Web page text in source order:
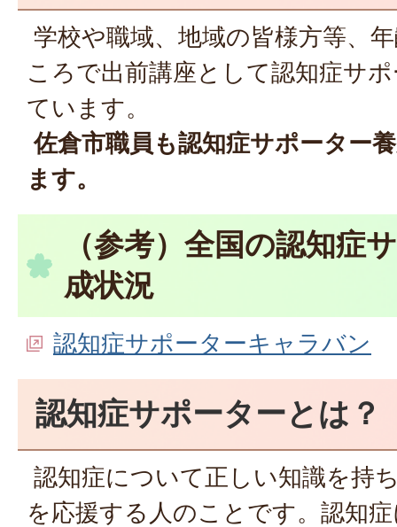
学校や職域、地域の皆様方等、
ころで出前講座として認知症サ
ています。
佐倉市職員も認知症サポーター
ます。
（参考）全国の認知症
成状況
認知症サポーターキャラバン
認知症サポーターとは？
認知症について正しい知識を持
を応援する人のことです。認知